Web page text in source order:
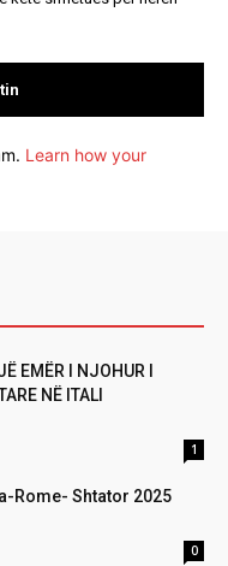
Learn how your
EMËR I NJOHUR I
NË ITALI
1
Rome- Shtator 2025
0